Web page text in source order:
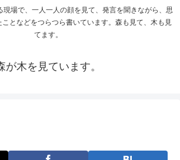
場で、一人一人の顔を見て、発言を聞きながら、思
となどをつらつら書いています。森も見て、木も見
てます。
が木を見ています。